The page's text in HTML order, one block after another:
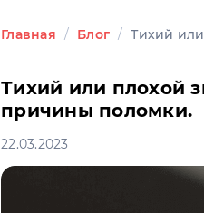
Главная / Блог / Тихий
Тихий или плохой
причины поломки.
22.03.2023